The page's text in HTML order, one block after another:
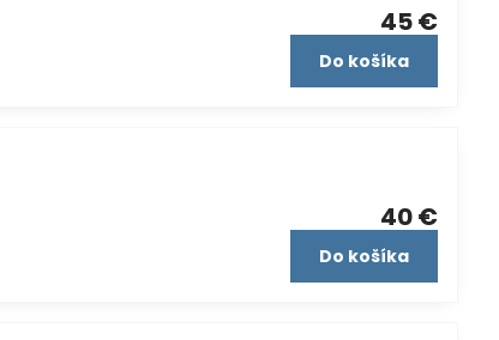
45 €
Do košíka
40 €
Do košíka